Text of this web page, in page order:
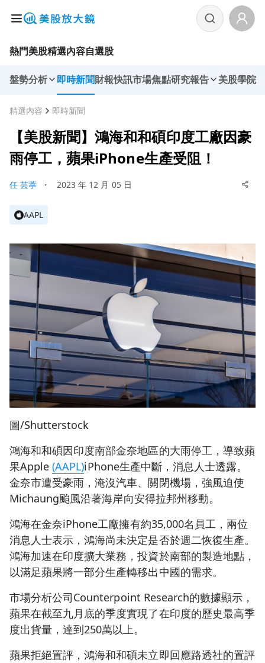
熱門美股精選內容自選股
盤勢分析 即時新聞財報快訊市場焦點研究報告 美股學院
精選內容 即時新聞
【美股新聞】鴻海和和碩印度工廠因豪
雨停工，蘋果iPhone生產受阻！
任 芸葶 ・ 2023 年 12 月 05 日
AAPL
圖/Shutterstock
鴻海和和碩因印度南部金奈地區的大雨停工，導致蘋
果Apple(AAPL)iPhone生產中斷，消息人士透露。
金奈市遭受豪雨，淹沒汽車、關閉機場，強風迫使
Michaung颱風沿著海岸向安得拉邦州移動。
鴻海在金奈iPhone工廠擁有約35,000名員工，兩位
消息人士表示，鴻海尚未決定是否於週二恢復生產。
鴻海加速在印度擴大業務，投資於南部的製造地點，
以滿足蘋果將一部分生產轉移出中國的需求。
市場分析公司Counterpoint Research的數據顯示，
蘋果在截至九月底的季度實現了在印度的歷史最高季
度出貨量，達到250萬以上。
蘋果拒絕置評，鴻海和和碩未立即回應路透社的置評